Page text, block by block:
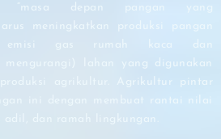
“masa depan pangan yang
meningkatkan produksi pangan
emisi gas rumah kaca dan
mengurangi) lahan yang digunakan
agrikultur. Agrikultur pintar
ini dengan membuat rantai nilai
dan ramah lingkungan.